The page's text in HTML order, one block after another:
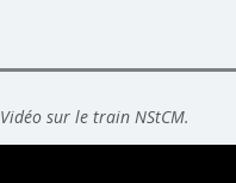
Vidéo sur le train NStCM.